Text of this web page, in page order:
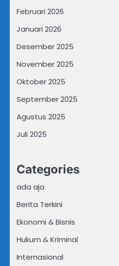
Februari 2026
Januari 2026
Desember 2025
November 2025
Oktober 2025
September 2025
Agustus 2025
Juli 2025
Categories
ada aja
Berita Terkini
Ekonomi & Bisnis
Hukum & Kriminal
Internasional